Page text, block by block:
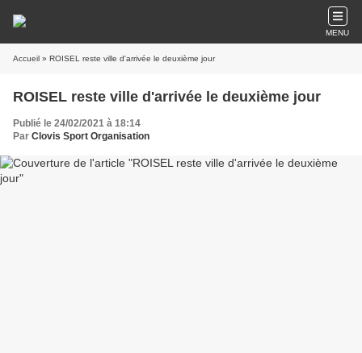
MENU
Accueil » ROISEL reste ville d'arrivée le deuxième jour
ROISEL reste ville d'arrivée le deuxième jour
Publié le 24/02/2021 à 18:14
Par Clovis Sport Organisation